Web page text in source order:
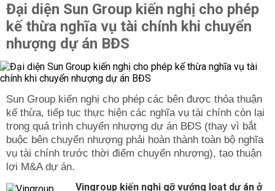
Đại diện Sun Group kiến nghị cho phép
kế thừa nghĩa vụ tài chính khi chuyển
nhượng dự án BĐS
Sun Group kiến nghị cho phép các bên được thỏa thuận
kế thừa, tiếp tục thực hiện các nghĩa vụ tài chính còn lại
trong quá trình chuyển nhượng dự án BĐS (thay vì bắt
buộc bên chuyển nhượng phải hoàn thành toàn bộ nghĩa
vụ tài chính trước thời điểm chuyển nhượng), tạo thuận
lợi M&A dự án.
Vingroup kiến nghị gỡ vướng loạt dự án ở